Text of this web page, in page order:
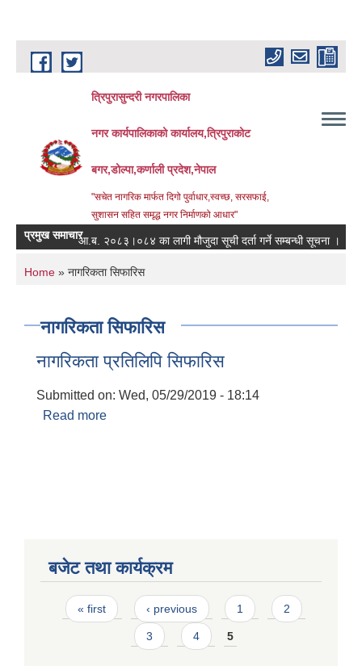
Skip to main content
त्रिपुरासुन्दरी नगरपालिका
नगर कार्यपालिकाको कार्यालय,त्रिपुराकोट
बगर,डोल्पा,कर्णाली प्रदेश,नेपाल
"सचेत नागरिक मार्फत दिगो पुर्वाधार,स्वच्छ, सरसफाई,
सुशासन सहित समृद्ध नगर निर्माणको आधार"
प्रमुख समाचारआ.ब. २०८३।०८४ का लागी मौजुदा सूची दर्ता गर्ने सम्बन्धी सूचना ।
You are here
Home » नागरिकता सिफारिस
नागरिकता सिफारिस
नागरिकता प्रतिलिपि सिफारिस
Submitted on: Wed, 05/29/2019 - 18:14
Read more
बजेट तथा कार्यक्रम
Pages
« first ‹ previous 1 2
3 4 5